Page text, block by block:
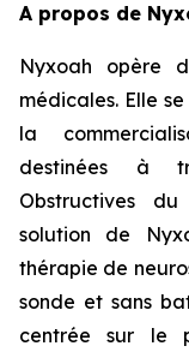
A propos de
Nyxoah opère
médicales. Elle
la
destinées à
Obstructives
solution de
thérapie de
sonde et sans
centrée sur le